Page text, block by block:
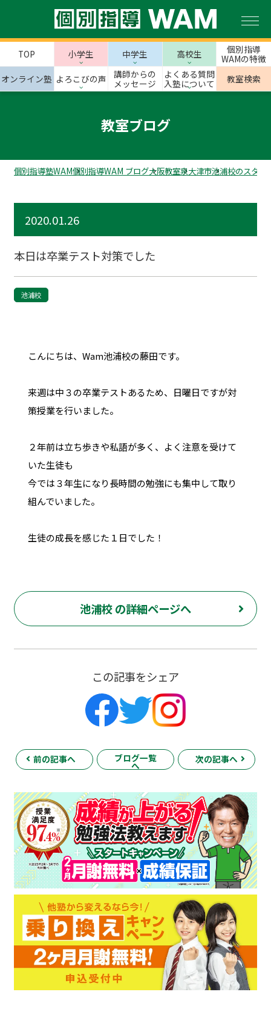
TOP 小学生 中学生 高校生
個別指導
WAMの特徴
オンライン塾 よろこびの声
講師からの
メッセージ
よくある質問
入塾について
教室検索
教室ブログ
個別指導塾WAM個別指導WAM ブログ大阪教室泉大津市池浦校のスタッ
2020.01.26
本日は卒業テスト対策でした
池浦校
こんにちは、Wam池浦校の藤田です。
来週は中３の卒業テストあるため、日曜日ですが対
策授業を行いました。
２年前は立ち歩きや私語が多く、よく注意を受けて
いた生徒も
今では３年生になり長時間の勉強にも集中して取り
組んでいました。
生徒の成長を感じた１日でした！
池浦校 の詳細ページへ
この記事をシェア
前の記事へ ブログ一覧
へ
次の記事へ